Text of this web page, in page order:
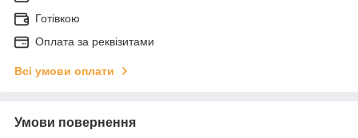
Готівкою
Оплата за реквізитами
Всі умови оплати
Умови повернення